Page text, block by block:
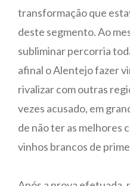
transformação que
deste segmento. Ao
subliminar percorria
afinal o Alentejo fazer
rivalizar com outras
vezes acusado, em
de não ter as melhores
vinhos brancos de